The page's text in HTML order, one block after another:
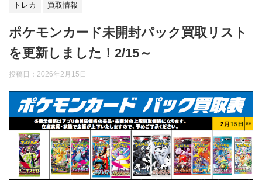
トレカ 買取情報
ポケモンカード未開封パック買取リスト
を更新しました！2/15～
投稿日： 2026年2月15日